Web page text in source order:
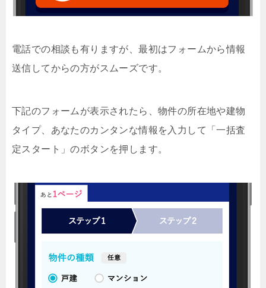
電話での相談も有りますが、最初はフォームから情報
送信してからの方がスムーズです。
下記のフォームが表示されたら、物件の所在地や建物
タイプ、あなたのカンタンな情報を入力して「一括査
定スタート」のボタンを押します。